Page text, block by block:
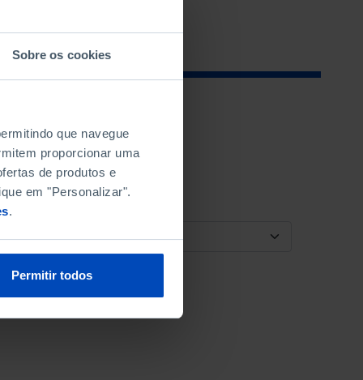
Sobre os cookies
que navegue
proporcionar uma
de produtos e
em "Personalizar".
.
Permitir todos
ORDENAR POR